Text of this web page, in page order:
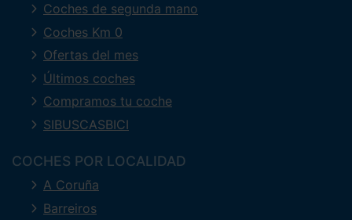
Coches de segunda mano
Coches Km 0
Ofertas del mes
Últimos coches
Compramos tu coche
SIBUSCASBICI
COCHES POR LOCALIDAD
A Coruña
Barreiros